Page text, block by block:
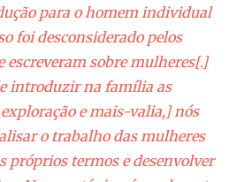
para o homem individual
foi desconsiderado pelos
escreveram sobre mulheres[.]
introduzir na família as
e mais-valia,] nós
o trabalho das mulheres
próprios termos e desenvolver